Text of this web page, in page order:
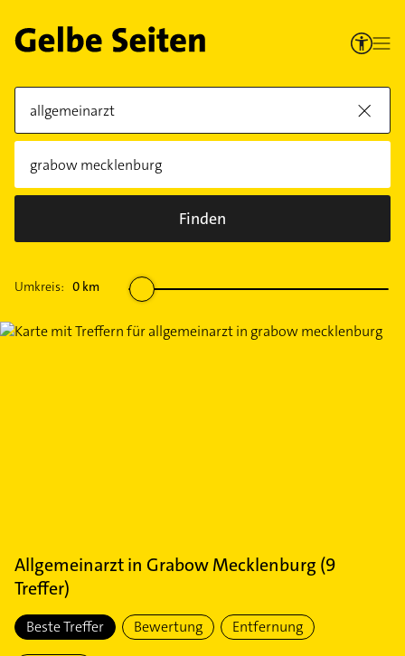
Finden
Umkreis: 0 km
Allgemeinarztin Grabow Mecklenburg (9
Treffer)
Beste Treffer Bewertung Entfernung